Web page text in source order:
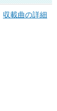
収載曲の詳細